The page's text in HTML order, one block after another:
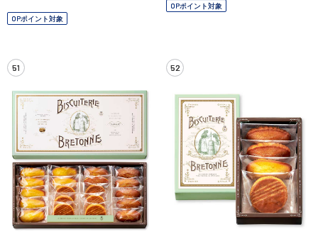
OPポイント対象
OPポイント対象
51 52